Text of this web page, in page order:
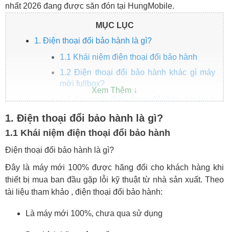
nhất 2026 đang được săn đón tại HungMobile.
MỤC LỤC
1. Điện thoại đổi bảo hành là gì?
1.1 Khái niệm điện thoại đổi bảo hành
1.2 Điện thoại đổi bảo hành khác gì máy
mới fullbox?
1.3 So sánh điện thoại đổi bảo hành và
2. Có nên mua điện thoại đổi bảo hành không?
Nội
4. Các mẫu điện thoại đổi bảo hành HOT nhất
2026
4.1 Vivo X200 Pro ĐBH
4.2 Vivo S30 Pro mini ĐBH
1. Điện thoại đổi bảo hành là gì?
1.1 Khái niệm điện thoại đổi bảo hành
Điện thoại đổi bảo hành là gì?
Đây là máy mới 100% được hãng đổi cho khách hàng khi
thiết bị mua ban đầu gặp lỗi kỹ thuật từ nhà sản xuất. Theo
tài liệu tham khảo , điện thoại đổi bảo hành:
Là máy mới 100%, chưa qua sử dụng